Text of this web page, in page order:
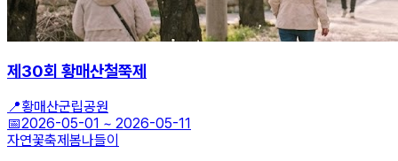
제30회 황매산철쭉제
📍황매산군립공원
📅2026-05-01 ~ 2026-05-11
자연꽃축제봄나들이